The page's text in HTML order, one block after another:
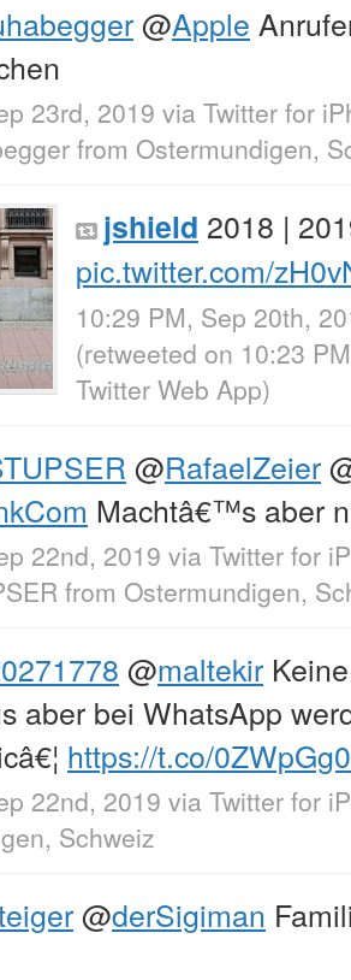
@Apple
23rd, 2019 via Twitter for
from Ostermundigen,
jshield 2018 |
pic.twitter.com/
10:29 PM, Sep 20th,
(retweeted on 10:23
Twitter Web App)
@RafaelZeier
Machtâ€™s aber
22nd, 2019 via Twitter for
from Ostermundigen,
@maltekir
aber bei WhatsApp
https://t.co/
22nd, 2019 via Twitter for
Schweiz
@derSigiman